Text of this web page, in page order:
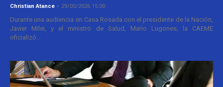
Christian Atance - 29/05/2026 15:00
Durante una audiencia en Casa Rosada con el presidente de la Nación,
Javier Milei, y el ministro de Salud, Mario Lugones, la CAEME
oficializó...